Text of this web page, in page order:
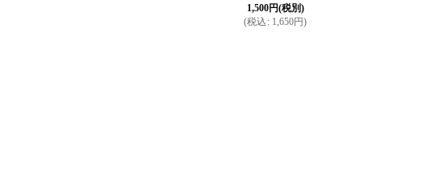
1,500円(税別)
(税込 : 1,650円)